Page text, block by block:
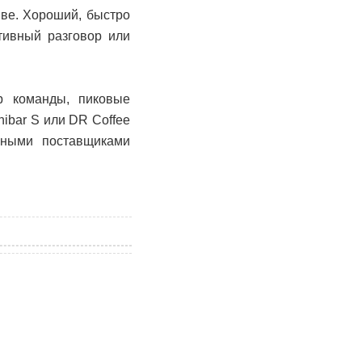
Хороший, быстро
разговор или
команды, пиковые
S или DR Coffee
поставщиками